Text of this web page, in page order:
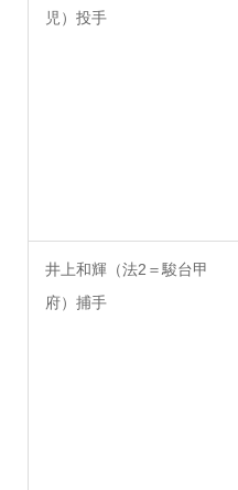
児）投手
井上和輝（法2＝駿台甲
府）捕手